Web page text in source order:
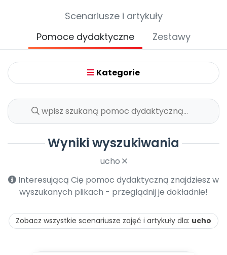
PromocjeScenariusze i artykuły
Pomoce dydaktyczne
Zestawy
Kategorie
Wyniki wyszukiwania
ucho
Interesującą Cię pomoc dydaktyczną znajdziesz w
wyszukanych plikach - przeglądnij je dokładnie!
Zobacz wszystkie scenariusze zajęć i artykuły dla: ucho